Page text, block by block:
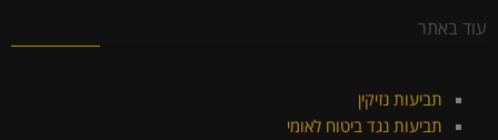
עוד באתר
תביעות נזיקין
תביעות נגד ביטוח לאומי